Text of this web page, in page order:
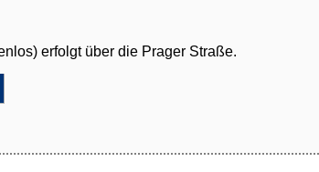
erfolgt über die Prager Straße.